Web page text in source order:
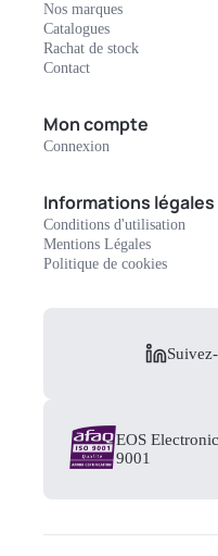
Nos marques
Catalogues
Rachat de stock
Contact
Mon compte
Connexion
Informations légales
Conditions d'utilisation
Mentions Légales
Politique de cookies
EOS
9001